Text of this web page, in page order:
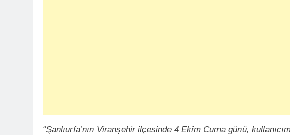
“Şanlıurfa’nın Viranşehir ilçesinde 4 Ekim Cuma günü,